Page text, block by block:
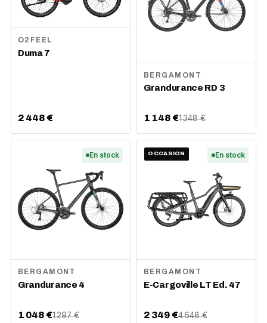
O2FEEL
Duma 7
2 448 €
BERGAMONT
Grandurance RD 3
1 148 €1 348 €
En stock
BERGAMONT
Grandurance 4
1 048 €1 297 €
OCCASION En stock
BERGAMONT
E-Cargoville LT Ed. 47
2 349 €4 648 €